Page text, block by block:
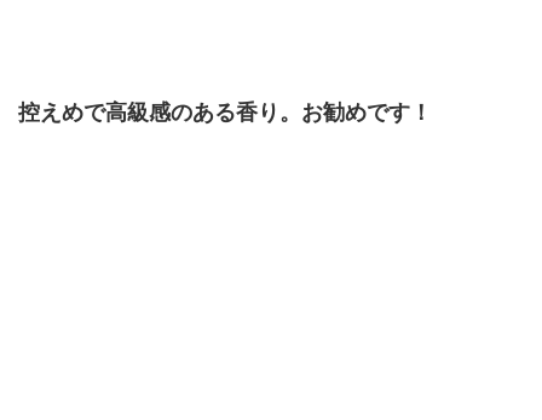
控えめで高級感のある香り。お勧めです！